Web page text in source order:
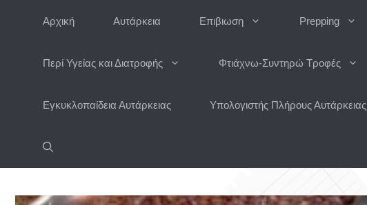
Αρχική Αυτάρκεια Επιβιωση Prepping
Περί Υγείας και Διατροφής Φτιάχνω-Συντηρώ Τροφές
Εγκυκλοπαίδεια Αυτάρκειας Υπολογιστής Πλήρους Αυτάρκειας